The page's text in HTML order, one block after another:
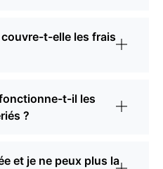
t-elle les frais
t-il les
?
et je ne peux plus la